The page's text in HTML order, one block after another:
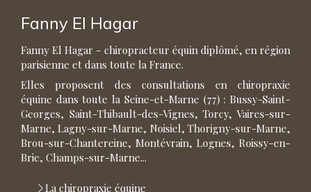
Fanny El Hagar
Fanny El Hagar - chiropracteur équin diplômé, en région
parisienne et dans toute la France.
Elles proposent des consultations en chiropraxie
équine dans toute la Seine-et-Marne (77) : Bussy-Saint-
Georges, Saint-Thibault-des-Vignes, Torcy, Vaires-sur-
Marne, Lagny-sur-Marne, Noisiel, Thorigny-sur-Marne,
Brou-sur-Chantereine, Montévrain, Lognes, Roissy-en-
Brie, Champs-sur-Marne...
La chiropraxie équine